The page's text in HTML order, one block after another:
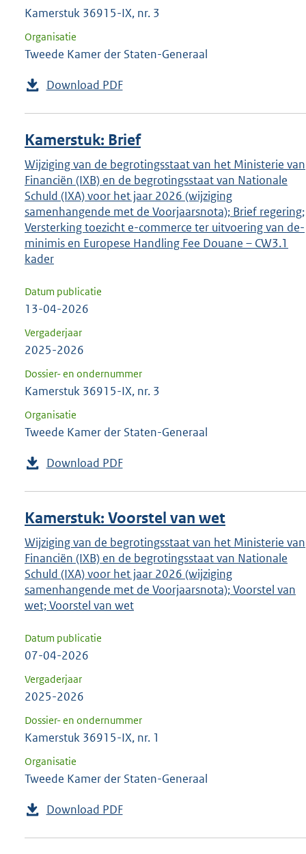
Kamerstuk 36915-IX, nr. 3
Organisatie
Tweede Kamer der Staten-Generaal
Download PDF
Kamerstuk: Brief
Wijziging van de begrotingsstaat van het Ministerie van
Financiën (IXB) en de begrotingsstaat van Nationale
Schuld (IXA) voor het jaar 2026 (wijziging
samenhangende met de Voorjaarsnota); Brief regering;
Versterking toezicht e-commerce ter uitvoering van de-
minimis en Europese Handling Fee Douane – CW3.1
kader
Datum publicatie
13-04-2026
Vergaderjaar
2025-2026
Dossier- en ondernummer
Kamerstuk 36915-IX, nr. 3
Organisatie
Tweede Kamer der Staten-Generaal
Download PDF
Kamerstuk: Voorstel van wet
Wijziging van de begrotingsstaat van het Ministerie van
Financiën (IXB) en de begrotingsstaat van Nationale
Schuld (IXA) voor het jaar 2026 (wijziging
samenhangende met de Voorjaarsnota); Voorstel van
wet; Voorstel van wet
Datum publicatie
07-04-2026
Vergaderjaar
2025-2026
Dossier- en ondernummer
Kamerstuk 36915-IX, nr. 1
Organisatie
Tweede Kamer der Staten-Generaal
Download PDF